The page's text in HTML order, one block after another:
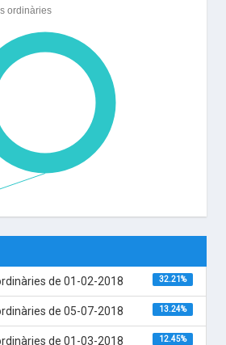
de 01-02-2018 32.21%
de 05-07-2018 13.24%
de 01-03-2018 12.45%